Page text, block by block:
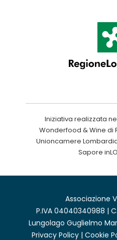
Iniziativa realizzata
Wonderfood & Wine di
Unioncamere
Sapore
Associazione
P.IVA 04040340988 |
Lungolago Guglielmo
Privacy Policy | Cookie